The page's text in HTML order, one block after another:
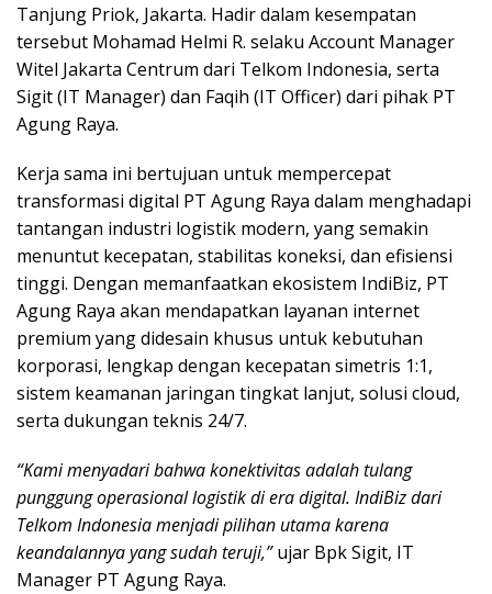
Tanjung Priok, Jakarta. Hadir dalam kesempatan
tersebut Mohamad Helmi R. selaku Account Manager
Witel Jakarta Centrum dari Telkom Indonesia, serta
Sigit (IT Manager) dan Faqih (IT Officer) dari pihak PT
Agung Raya.
Kerja sama ini bertujuan untuk mempercepat
transformasi digital PT Agung Raya dalam menghadapi
tantangan industri logistik modern, yang semakin
menuntut kecepatan, stabilitas koneksi, dan efisiensi
tinggi. Dengan memanfaatkan ekosistem IndiBiz, PT
Agung Raya akan mendapatkan layanan internet
premium yang didesain khusus untuk kebutuhan
korporasi, lengkap dengan kecepatan simetris 1:1,
sistem keamanan jaringan tingkat lanjut, solusi cloud,
serta dukungan teknis 24/7.
“Kami menyadari bahwa konektivitas adalah tulang
punggung operasional logistik di era digital. IndiBiz dari
Telkom Indonesia menjadi pilihan utama karena
keandalannya yang sudah teruji,”ujar Bpk Sigit, IT
Manager PT Agung Raya.